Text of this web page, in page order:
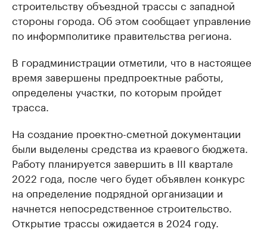
строительству объездной трассы с западной
стороны города. Об этом сообщает управление
по информполитике правительства региона.
В горадминистрации отметили, что в настоящее
время завершены предпроектные работы,
определены участки, по которым пройдет
трасса.
На создание проектно-сметной документации
были выделены средства из краевого бюджета.
Работу планируется завершить в III квартале
2022 года, после чего будет объявлен конкурс
на определение подрядной организации и
начнется непосредственное строительство.
Открытие трассы ожидается в 2024 году.